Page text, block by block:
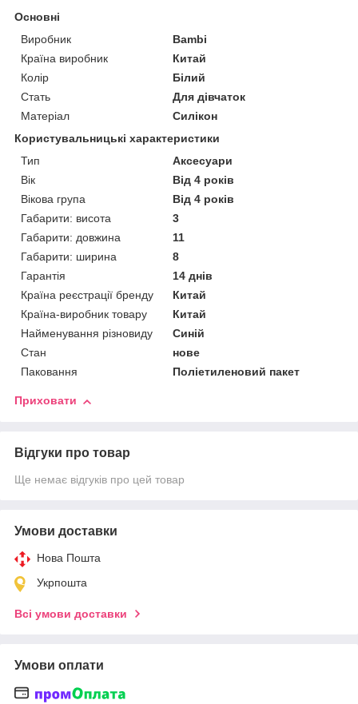
Основні
Виробник
Bambi
Країна виробник
Китай
Колір
Білий
Стать
Для дівчаток
Матеріал
Силікон
Користувальницькі характеристики
Тип
Аксесуари
Вік
Від 4 років
Вікова група
Від 4 років
Габарити: висота
3
Габарити: довжина
11
Габарити: ширина
8
Гарантія
14 днів
Країна реєстрації бренду
Китай
Країна-виробник товару
Китай
Найменування різновиду
Синій
Стан
нове
Паковання
Поліетиленовий пакет
Приховати
Відгуки про товар
Ще немає відгуків про цей товар
Умови доставки
Нова Пошта
Укрпошта
Всі умови доставки
Умови оплати